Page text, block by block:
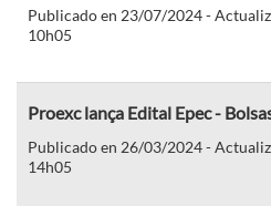
Publicado en 23/07/2024 -
10h05
Proexc lança Edital Epec -
Publicado en 26/03/2024 -
14h05